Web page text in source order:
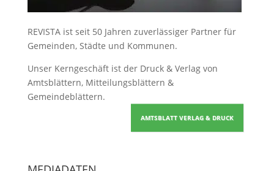
REVISTA ist seit 50 Jahren zuverlässiger Partner für
Gemeinden, Städte und Kommunen.
Unser Kerngeschäft ist der Druck & Verlag von
Amtsblättern, Mitteilungsblättern &
Gemeindeblättern.
AMTSBLATT VERLAG & DRUCK